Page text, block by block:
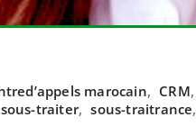
marocain, CRM,
sous-traiter, sous-traitrance,